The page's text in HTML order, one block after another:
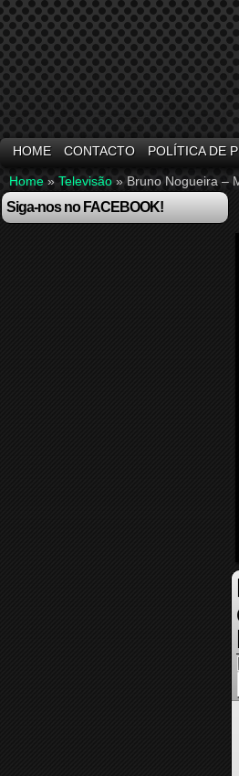
HOME CONTACTO POLÍTICA DE
Home » Televisão » Bruno Nogueira –
Siga-nos no FACEBOOK!